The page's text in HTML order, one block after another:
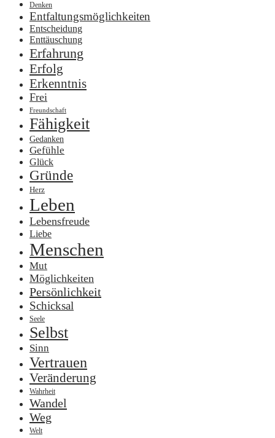
Denken
Entfaltungsmöglichkeiten
Entscheidung
Enttäuschung
Erfahrung
Erfolg
Erkenntnis
Frei
Freundschaft
Fähigkeit
Gedanken
Gefühle
Glück
Gründe
Herz
Leben
Lebensfreude
Liebe
Menschen
Mut
Möglichkeiten
Persönlichkeit
Schicksal
Seele
Selbst
Sinn
Vertrauen
Veränderung
Wahrheit
Wandel
Weg
Welt